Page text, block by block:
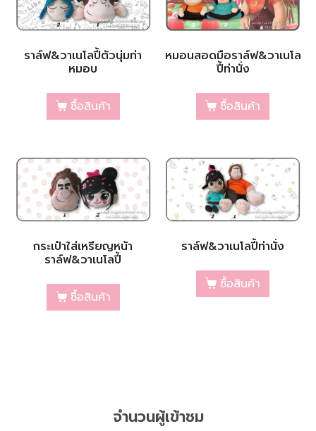
ราล์ฟ&วาเนโลปี้ตัวนุ่มท่า
หมอบ
ซื้อสินค้า
หมอนสอดมือราล์ฟ&วาเนโล
ปี้ท่านั่ง
ซื้อสินค้า
กระเป๋าใส่เหรียญหน้า
ราล์ฟ&วาเนโลปี้
ซื้อสินค้า
ราล์ฟ&วาเนโลปี้ท่านั่ง
ซื้อสินค้า
จำนวนผู้เข้าชม